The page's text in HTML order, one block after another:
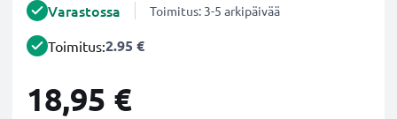
Varastossa Toimitus: 3-5 arkipäivää
Toimitus:2.95 €
18,95 €